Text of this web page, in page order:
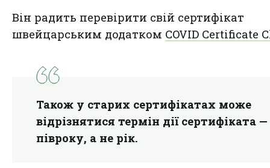
Він радить перевірити свій сертифікат
швейцарським додатком COVID Certificate
Також у старих сертифікатах може
відрізнятися термін дії сертифіката —
півроку, а не рік.